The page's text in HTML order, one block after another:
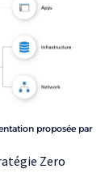
proposée par
Zero